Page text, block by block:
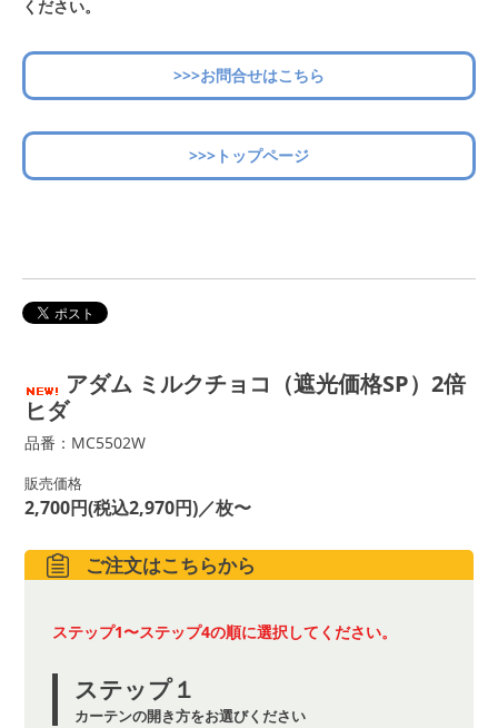
ください。
>>>お問合せはこちら
>>>トップページ
アダム ミルクチョコ（遮光価格SP）2倍
ヒダ
品番：MC5502W
販売価格
2,700円(税込2,970円)／枚〜
ご注文はこちらから
ステップ1〜ステップ4の順に選択してください。
ステップ１
カーテンの開き方をお選びください